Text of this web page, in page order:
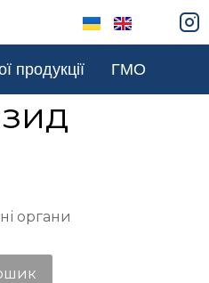
продукції ГМО
органи